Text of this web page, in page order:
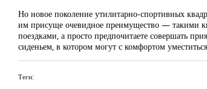
Но новое поколение утилитарно-спортивных
им присуще очевидное преимущество — такими
поездками, а просто предпочитаете совершать
сиденьем, в котором могут с комфортом
Теги: